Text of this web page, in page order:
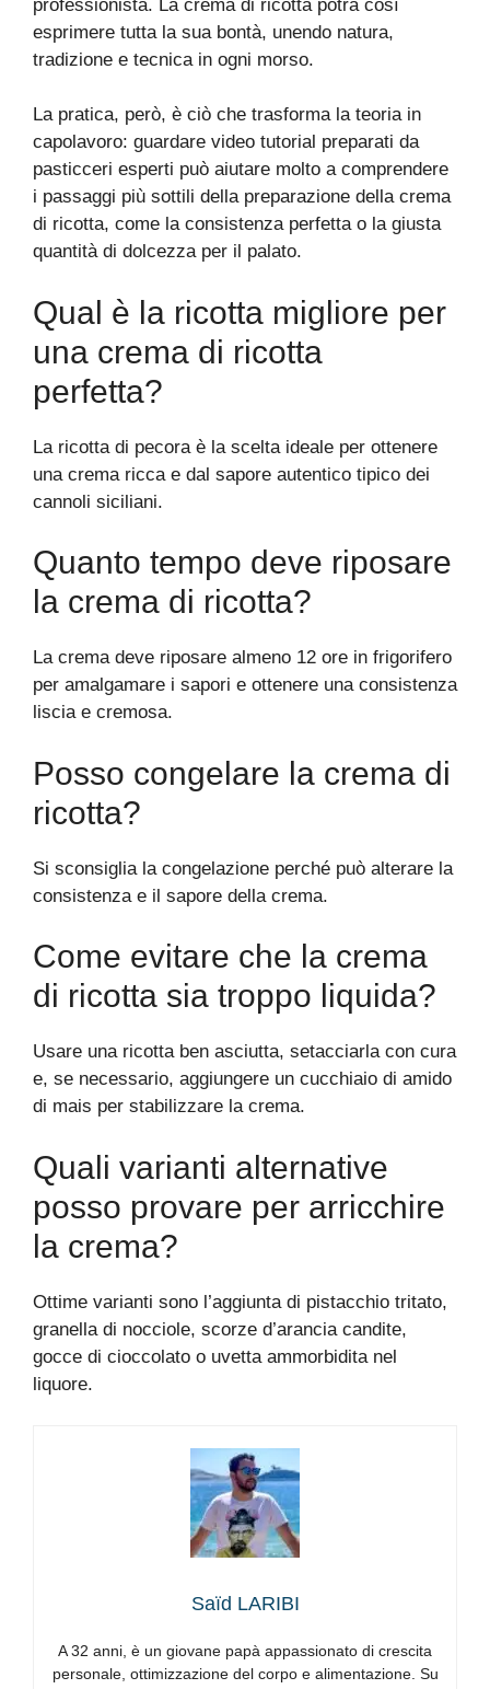
professionista. La crema di ricotta potrà così
esprimere tutta la sua bontà, unendo natura,
tradizione e tecnica in ogni morso.
La pratica, però, è ciò che trasforma la teoria in
capolavoro: guardare video tutorial preparati da
pasticceri esperti può aiutare molto a comprendere
i passaggi più sottili della preparazione della crema
di ricotta, come la consistenza perfetta o la giusta
quantità di dolcezza per il palato.
Qual è la ricotta migliore per
una crema di ricotta
perfetta?
La ricotta di pecora è la scelta ideale per ottenere
una crema ricca e dal sapore autentico tipico dei
cannoli siciliani.
Quanto tempo deve riposare
la crema di ricotta?
La crema deve riposare almeno 12 ore in frigorifero
per amalgamare i sapori e ottenere una consistenza
liscia e cremosa.
Posso congelare la crema di
ricotta?
Si sconsiglia la congelazione perché può alterare la
consistenza e il sapore della crema.
Come evitare che la crema
di ricotta sia troppo liquida?
Usare una ricotta ben asciutta, setacciarla con cura
e, se necessario, aggiungere un cucchiaio di amido
di mais per stabilizzare la crema.
Quali varianti alternative
posso provare per arricchire
la crema?
Ottime varianti sono l’aggiunta di pistacchio tritato,
granella di nocciole, scorze d’arancia candite,
gocce di cioccolato o uvetta ammorbidita nel
liquore.
Saïd LARIBI
A 32 anni, è un giovane papà appassionato di crescita
personale, ottimizzazione del corpo e alimentazione. Su